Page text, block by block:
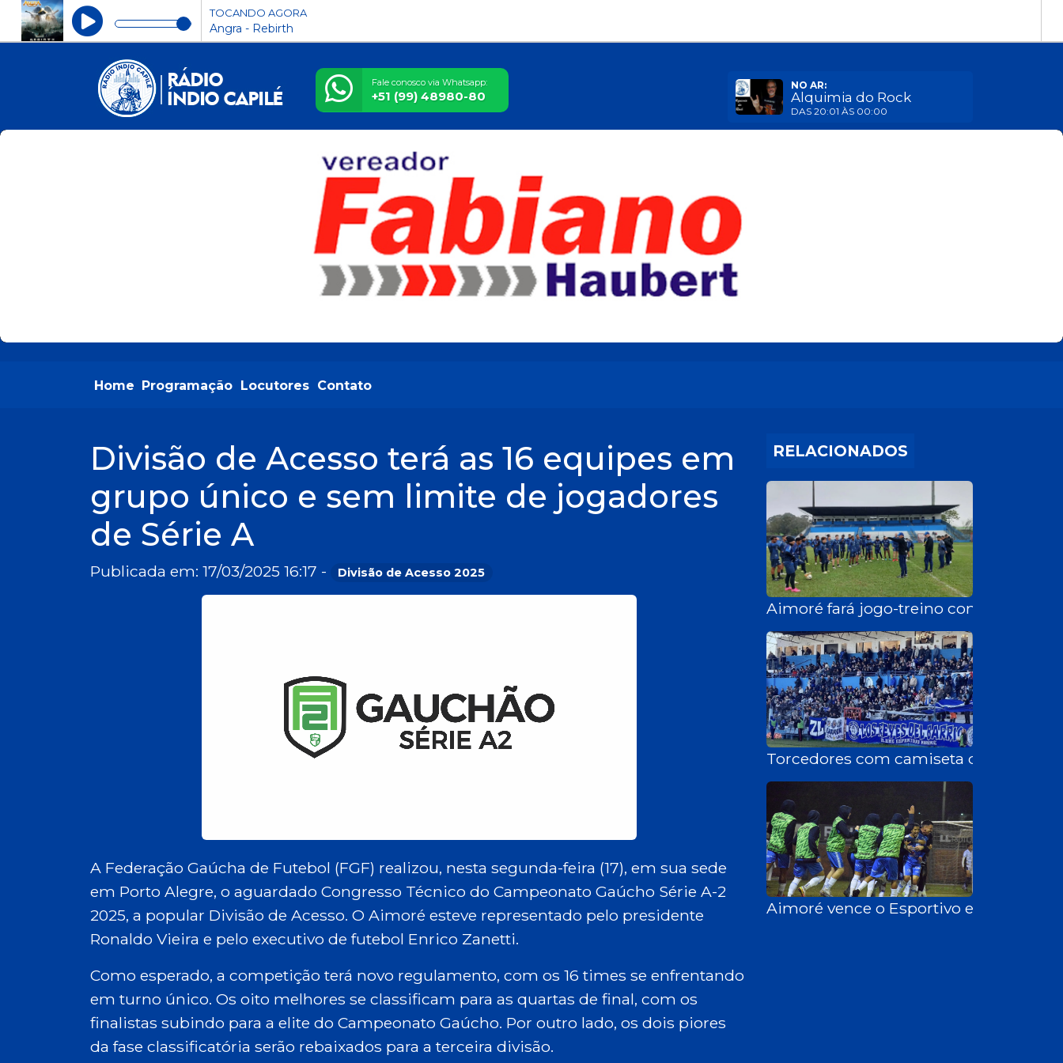
TOCANDO AGORA
Angra - Rebirth
Fale conosco via Whatsapp:
+51 (99) 48980-80
NO AR:
Alquimia do Rock
DAS 20:01 ÀS 00:00
Home Programação Locutores Contato
Divisão de Acesso terá as 16 equipes em
grupo único e sem limite de jogadores
de Série A
Publicada em: 17/03/2025 16:17 - Divisão de Acesso 2025
A Federação Gaúcha de Futebol (FGF) realizou, nesta segunda-feira (17), em sua sede
em Porto Alegre, o aguardado Congresso Técnico do Campeonato Gaúcho Série A-2
2025, a popular Divisão de Acesso. O Aimoré esteve representado pelo presidente
Ronaldo Vieira e pelo executivo de futebol Enrico Zanetti.
Como esperado, a competição terá novo regulamento, com os 16 times se enfrentando
em turno único. Os oito melhores se classificam para as quartas de final, com os
finalistas subindo para a elite do Campeonato Gaúcho. Por outro lado, os dois piores
da fase classificatória serão rebaixados para a terceira divisão.
RELACIONADOS
Aimoré fará jogo-treino com o Grêmio
Torcedores com camiseta do Aimoré
Aimoré vence o Esportivo em Bento